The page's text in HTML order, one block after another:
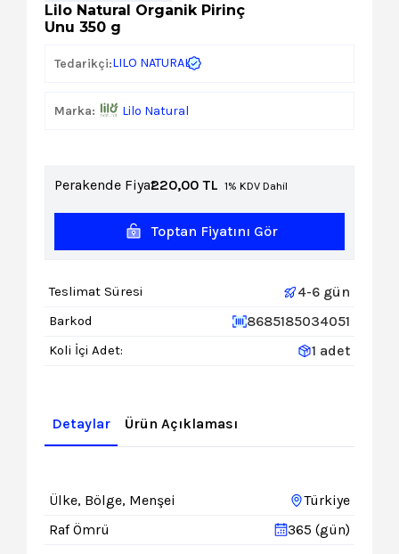
Lilo Natural Organik Pirinç
Unu 350 g
Tedarikçi:LILO NATURAL
Marka: Lilo Natural
Perakende Fiyat:220,00 TL 1% KDV Dahil
Toptan Fiyatını Gör
Teslimat Süresi 4-6 gün
Barkod 8685185034051
Koli İçi Adet: 1 adet
Detaylar Ürün Açıklaması
Ülke, Bölge, Menşei
Türkiye
Raf Ömrü
365 (gün)